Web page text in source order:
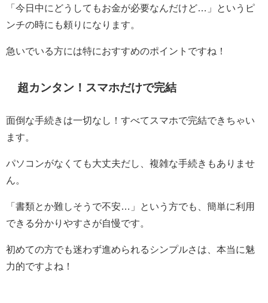
「今日中にどうしてもお金が必要なんだけど…」というピ
ンチの時にも頼りになります。
急いでいる方には特におすすめのポイントですね！
超カンタン！スマホだけで完結
面倒な手続きは一切なし！すべてスマホで完結できちゃい
ます。
パソコンがなくても大丈夫だし、複雑な手続きもありませ
ん。
「書類とか難しそうで不安…」という方でも、簡単に利用
できる分かりやすさが自慢です。
初めての方でも迷わず進められるシンプルさは、本当に魅
力的ですよね！